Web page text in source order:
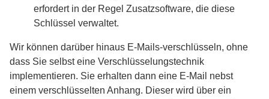
erfordert in der Regel Zusatzsoftware, die diese
Schlüssel verwaltet.
Wir können darüber hinaus E-Mails-verschlüsseln, ohne
dass Sie selbst eine Verschlüsselungstechnik
implementieren. Sie erhalten dann eine E-Mail nebst
einem verschlüsselten Anhang. Dieser wird über ein